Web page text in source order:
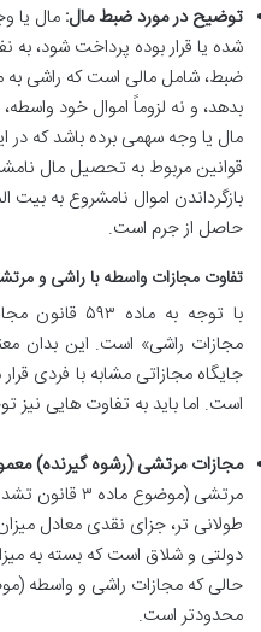
توضیح در مورد ضبط مال: مال یا
شده یا قرار بوده پرداخت شود،
ضبط، شامل مالی است که راشی به
بدهد، و نه لزوماً اموال خود
مال یا وجه سهمی برده باشد که
قوانین مربوط به تحصیل مال
بازگرداندن اموال نامشروع به
حاصل از جرم است.
تفاوت مجازات واسطه با راشی و
با توجه به
مجازات راشی» است. این بدان
جایگاه مجازاتی مشابه با فردی
است. اما باید به تفاوت هایی نیز
مجازات مرتشی (رشوه گیرنده)
مرتشی (موضوع
طولانی تر، جزای نقدی معادل
دولتی و شلاق است که بسته به
محدودتر است.